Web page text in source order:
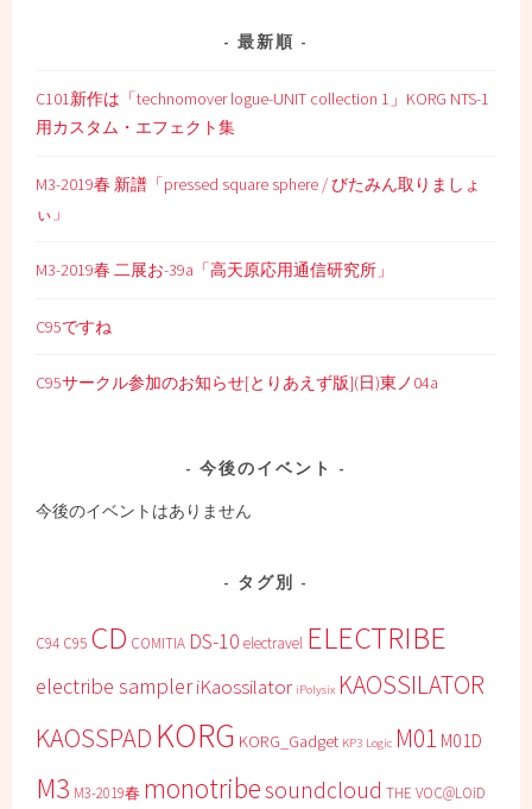
最新順
C101新作は「technomover logue-UNIT collection 1」KORG NTS-1
用カスタム・エフェクト集
M3-2019春 新譜「pressed square sphere / びたみん取りましょ
ぃ」
M3-2019春 二展お-39a「高天原応用通信研究所」
C95ですね
C95サークル参加のお知らせ[とりあえず版](日)東ノ04a
今後のイベント
今後のイベントはありません
タグ別
C94 C95 CD COMITIA DS-10 electravel ELECTRIBE
electribe sampleriKaossilator iPolysix KAOSSILATOR
KAOSSPAD KORG KORG_Gadget KP3 Logic M01 M01D
M3 M3-2019春 monotribesoundcloud THE VOC@LOiD